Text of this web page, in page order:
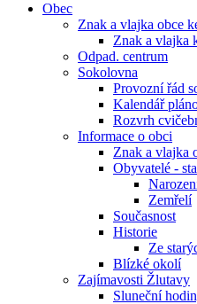
Obec
Znak a vlajka obce
Znak a vlajka
Odpad. centrum
Sokolovna
Provozní řád
Kalendář
Rozvrh
Informace o obci
Znak a vlajka
Obyvatelé -
Zemřelí
Současnost
Historie
Ze
Blízké okolí
Zajímavosti Žlutavy
Sluneční